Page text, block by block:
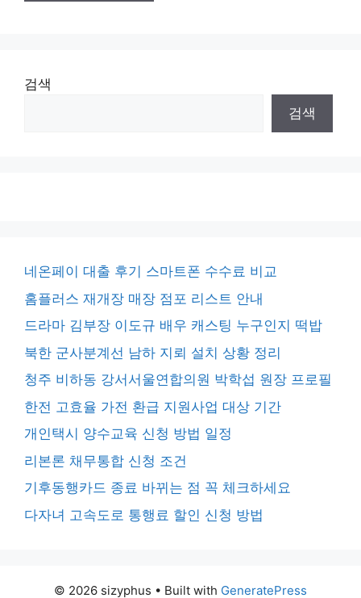
검색
검색
네온페이 대출 후기 스마트폰 수수료 비교
홈플러스 재개장 매장 점포 리스트 안내
드라마 김부장 이도규 배우 캐스팅 누구인지 떡밥
북한 군사분계선 남하 지뢰 설치 상황 정리
청주 비하동 강서서울연합의원 박학섭 원장 프로필
한전 고효율 가전 환급 지원사업 대상 기간
개인택시 양수교육 신청 방법 일정
리본론 채무통합 신청 조건
기후동행카드 종료 바뀌는 점 꼭 체크하세요
다자녀 고속도로 통행료 할인 신청 방법
© 2026 sizyphus • Built with GeneratePress